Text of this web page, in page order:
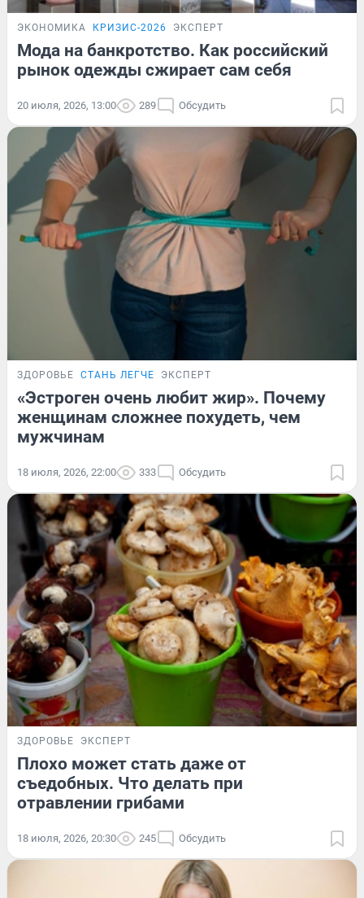
ЭКОНОМИКА КРИЗИС-2026 ЭКСПЕРТ
Мода на банкротство. Как российский
рынок одежды сжирает сам себя
20 июля, 2026, 13:00 289 Обсудить
ЗДОРОВЬЕ СТАНЬ ЛЕГЧЕ ЭКСПЕРТ
«Эстроген очень любит жир». Почему
женщинам сложнее похудеть, чем
мужчинам
18 июля, 2026, 22:00 333 Обсудить
ЗДОРОВЬЕ ЭКСПЕРТ
Плохо может стать даже от
съедобных. Что делать при
отравлении грибами
18 июля, 2026, 20:30 245 Обсудить